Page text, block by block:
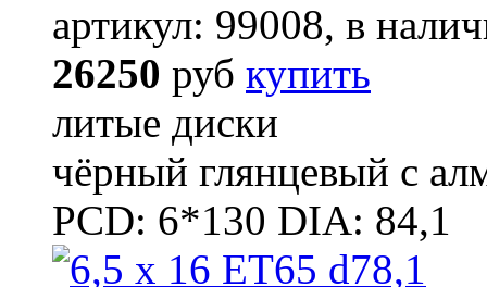
артикул: 99008, в
26250 руб купить
литые диски
чёрный глянцевый с
PCD: 6*130 DIA: 84,1